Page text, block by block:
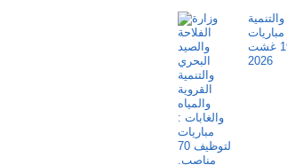
مباريات
لتوظيف 70 مناصب. آخر أجل 19 غشت
2026